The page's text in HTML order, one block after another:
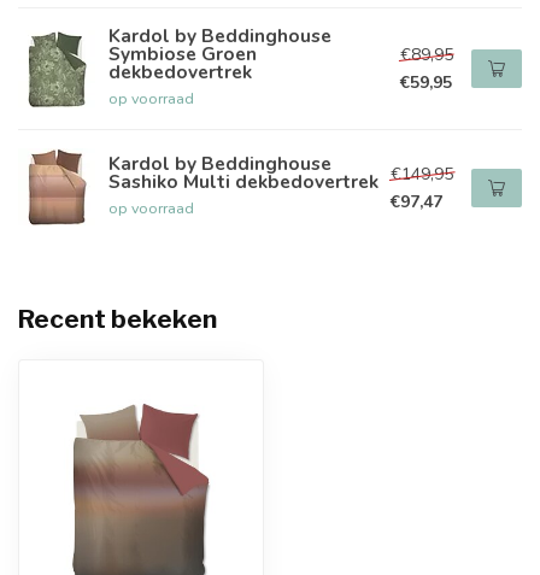
Kardol by Beddinghouse
Symbiose Groen
dekbedovertrek
op voorraad
€89,95
€59,95
Kardol by Beddinghouse
Sashiko Multi dekbedovertrek
op voorraad
€149,95
€97,47
Recent bekeken